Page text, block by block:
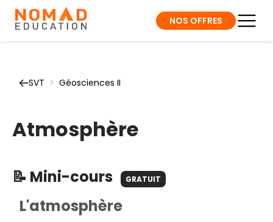
NOS OFFRES
SVT > Géosciences II
Atmosphère
📝 Mini-cours GRATUIT
L'atmosphère